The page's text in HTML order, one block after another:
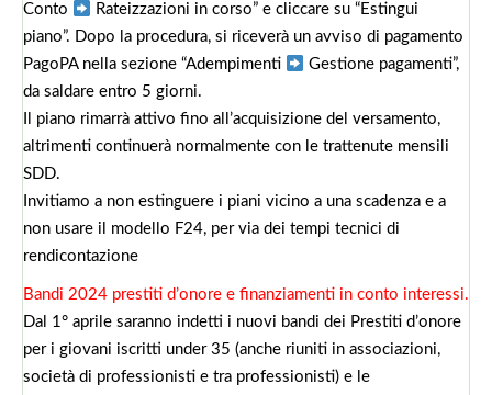
Conto
Rateizzazioni in corso” e cliccare su “Estingui
piano”. Dopo la procedura, si riceverà un avviso di pagamento
PagoPA nella sezione “Adempimenti
Gestione pagamenti”,
da saldare entro 5 giorni.
Il piano rimarrà attivo fino all’acquisizione del versamento,
altrimenti continuerà normalmente con le trattenute mensili
SDD.
Invitiamo a non estinguere i piani vicino a una scadenza e a
non usare il modello F24, per via dei tempi tecnici di
rendicontazione
Bandi 2024 prestiti d’onore e finanziamenti in conto interessi.
Dal 1° aprile saranno indetti i nuovi bandi dei Prestiti d’onore
per i giovani iscritti under 35 (anche riuniti in associazioni,
società di professionisti e tra professionisti) e le